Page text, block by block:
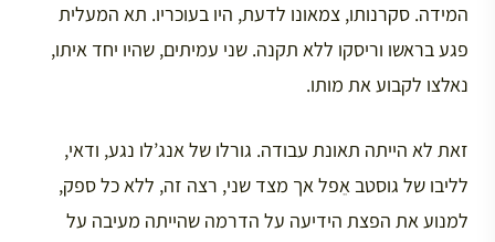
המידה. סקרנותו, צמאונו לדעת, היו בעוכריו. תא המעלית
פגע בראשו וריסקו ללא תקנה. שני עמיתים, שהיו יחד איתו,
נאלצו לקבוע את מותו.
זאת לא הייתה תאונת עבודה. גורלו של אנג’לו נגע, ודאי,
לליבו של גוסטב אֵפל אך מצד שני, רצה זה, ללא כל ספק,
למנוע את הפצת הידיעה על הדרמה שהייתה מעיבה על